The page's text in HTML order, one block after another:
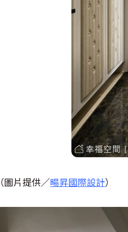
（圖片提供／暘昇國際設計）